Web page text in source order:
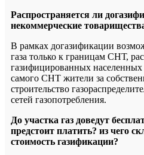
Распространяется ли
некоммерческие
В рамках догазификации
газа только к границам СНТ,
газифицированных
самого СНТ жители за
строительство
сетей газопотребления.
До участка газ доведут
предстоит платить? из чего
стоимость газификации?